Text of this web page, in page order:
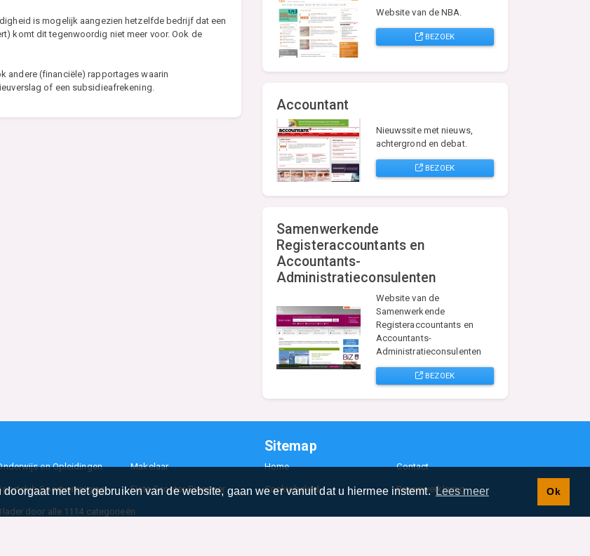
met het gebruiken van de website, gaan we er vanuit dat u hiermee instemt.Lees meer Ok
is mogelijk aangezien hetzelfde bedrijf dat een
komt dit tegenwoordig niet meer voor. Ook de
andere (financiële) rapportages waarin
of een subsidieafrekening.
Website van de NBA.
BEZOEK
Accountant
Nieuwssite met nieuws,
achtergrond en debat.
BEZOEK
Samenwerkende
Registeraccountants en
Accountants-
Administratieconsulenten
Website van de
Samenwerkende
Registeraccountants en
Accountants-
Administratieconsulenten
BEZOEK
en Opleidingen Makelaar
Sportvereniging Fiets Scooter Brommer
door alle 1114 categorieën
Sitemap
Home Contact
Cookiebeleid Privacyverklaring